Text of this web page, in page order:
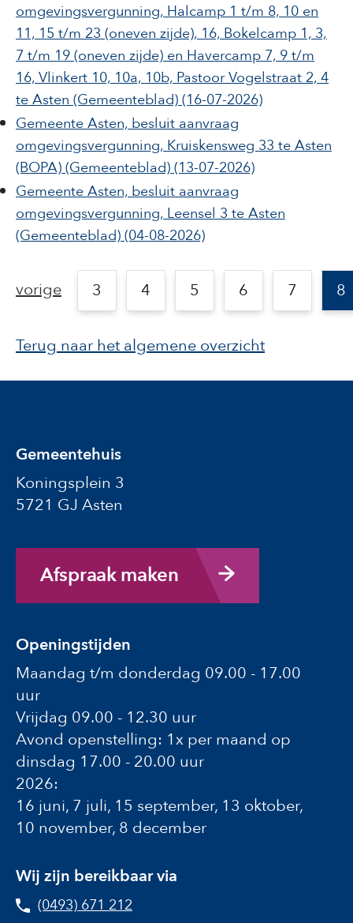
omgevingsvergunning, Halcamp 1 t/m 8, 10 en
11, 15 t/m 23 (oneven zijde), 16, Bokelcamp 1, 3,
7 t/m 19 (oneven zijde) en Havercamp 7, 9 t/m
16, Vlinkert 10, 10a, 10b, Pastoor Vogelstraat 2, 4
te Asten (Gemeenteblad) (16-07-2026)
Gemeente Asten, besluit aanvraag
omgevingsvergunning, Kruiskensweg 33 te Asten
(BOPA) (Gemeenteblad) (13-07-2026)
Gemeente Asten, besluit aanvraag
omgevingsvergunning, Leensel 3 te Asten
(Gemeenteblad) (04-08-2026)
vorige 3 4 5 6 7 8
Terug naar het algemene overzicht
Gemeentehuis
Koningsplein 3
5721 GJ Asten
Afspraak maken
Openingstijden
Maandag t/m donderdag 09.00 - 17.00
uur
Vrijdag 09.00 - 12.30 uur
Avond openstelling: 1x per maand op
dinsdag 17.00 - 20.00 uur
2026:
16 juni, 7 juli, 15 september, 13 oktober,
10 november, 8 december
Wij zijn bereikbaar via
(0493) 671 212